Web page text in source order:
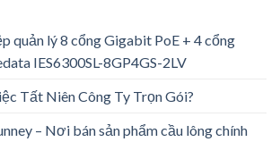
quản lý 8 cổng Gigabit PoE + 4 cổng
IES6300SL-8GP4GS-2LV
Tất Niên Công Ty Trọn Gói?
– Nơi bán sản phẩm cầu lông chính